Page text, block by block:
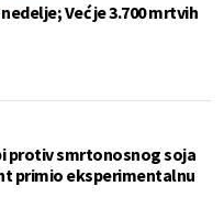
Već je 3.700 mrtvih
protiv smrtonosnog soja
primio eksperimentalnu